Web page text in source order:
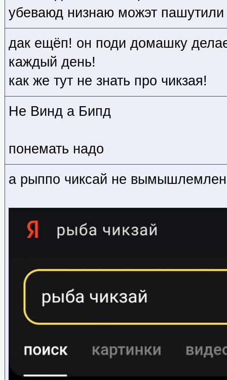
убеваюд низнаю можэт пашутили
дак ещёп! он поди домашку
каждый день!
как же тут не знать про чикзая!
Не Винд а Бипд
понемать надо
а рыппо чиксай не